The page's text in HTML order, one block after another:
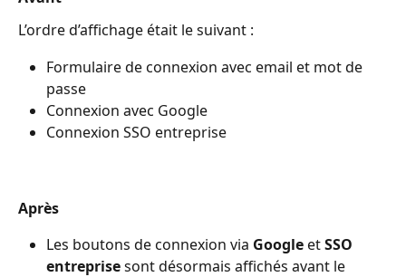
L’ordre d’affichage était le suivant :
Formulaire de connexion avec email et mot de
passe
Connexion avec Google
Connexion SSO entreprise
Après
Les boutons de connexion via Google et SSO
entreprise sont désormais affichés avant le